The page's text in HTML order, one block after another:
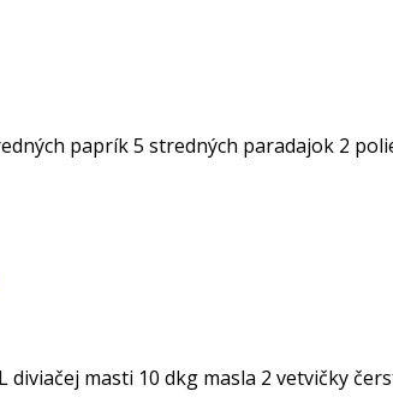
paprík 5 stredných paradajok 2
masti 10 dkg masla 2 vetvičky